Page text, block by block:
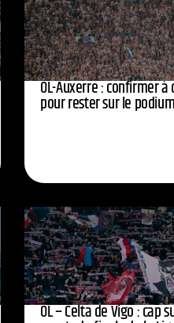
OL-Auxerre : confirmer
pour rester sur le podium
OL – Celta de Vigo : cap